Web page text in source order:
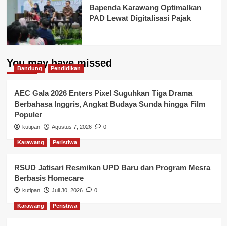
Bapenda Karawang Optimalkan
PAD Lewat Digitalisasi Pajak
You may have missed
Bandung Pendidikan
AEC Gala 2026 Enters Pixel Suguhkan Tiga Drama
Berbahasa Inggris, Angkat Budaya Sunda hingga Film
Populer
kutipan Agustus 7, 2026 0
Karawang Peristiwa
RSUD Jatisari Resmikan UPD Baru dan Program Mesra
Berbasis Homecare
kutipan Juli 30, 2026 0
Karawang Peristiwa